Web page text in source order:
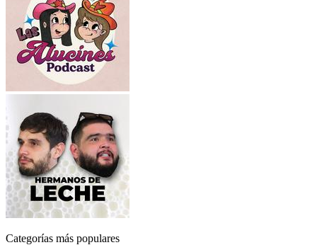
Categorías más populares